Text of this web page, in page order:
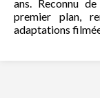
ans. Reconnu
premier plan,
adaptations